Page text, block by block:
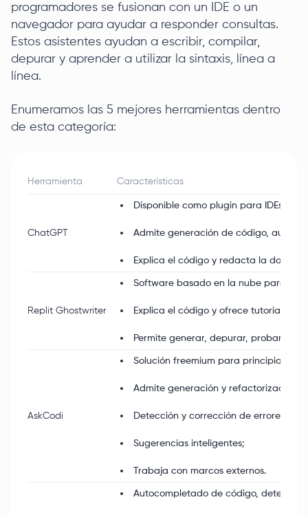
programadores se fusionan con un IDE o un
navegador para ayudar a responder consultas.
Estos asistentes ayudan a escribir, compilar,
depurar y aprender a utilizar la sintaxis, línea a
línea.
Enumeramos las 5 mejores herramientas dentro
de esta categoría:
Herramienta Características
ChatGPT
Disponible como plugin para IDEs
Admite generación de código,
Explica el código y redacta la
Replit Ghostwriter
Software basado en la nube para el
Explica el código y ofrece tutoriales;
Permite generar, depurar, probar y
AskCodi
Solución freemium para principiantes;
Admite generación y refactorización;
Detección y corrección de errores;
Sugerencias inteligentes;
Trabaja con marcos externos.
Autocompletado de código,